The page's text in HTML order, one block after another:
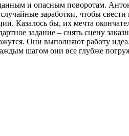
и опасным поворотам. Антон
заработки, чтобы
Казалось бы, их мечта
задание – снять сцену
Они выполняют работу
шагом они все глубже